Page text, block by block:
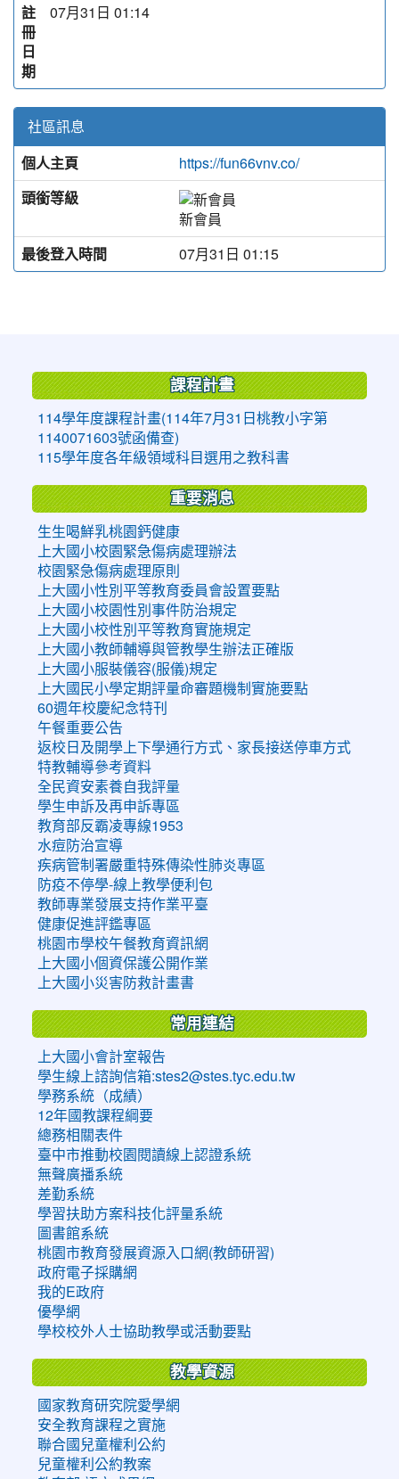
註
冊
日
期
07月31日 01:14
社區訊息
個人主頁
https://fun66vnv.co/
頭銜等級
新會員
最後登入時間
07月31日 01:15
課程計畫
114學年度課程計畫(114年7月31日桃教小字第
1140071603號函備查)
115學年度各年級領域科目選用之教科書
重要消息
生生喝鮮乳桃園鈣健康
上大國小校園緊急傷病處理辦法
校園緊急傷病處理原則
上大國小性別平等教育委員會設置要點
上大國小校園性別事件防治規定
上大國小校性別平等教育實施規定
上大國小教師輔導與管教學生辦法正確版
上大國小服裝儀容(服儀)規定
上大國民小學定期評量命審題機制實施要點
60週年校慶紀念特刊
午餐重要公告
返校日及開學上下學通行方式、家長接送停車方式
特教輔導參考資料
全民資安素養自我評量
學生申訴及再申訴專區
教育部反霸凌專線1953
水痘防治宣導
疾病管制署嚴重特殊傳染性肺炎專區
防疫不停學-線上教學便利包
教師專業發展支持作業平臺
健康促進評鑑專區
桃園市學校午餐教育資訊網
上大國小個資保護公開作業
上大國小災害防救計畫書
常用連結
上大國小會計室報告
學生線上諮詢信箱:stes2@stes.tyc.edu.tw
學務系統（成績）
12年國教課程綱要
總務相關表件
臺中市推動校園閱讀線上認證系統
無聲廣播系統
差勤系統
學習扶助方案科技化評量系統
圖書館系統
桃園市教育發展資源入口網(教師研習)
政府電子採購網
我的E政府
優學網
學校校外人士協助教學或活動要點
教學資源
國家教育研究院愛學網
安全教育課程之實施
聯合國兒童權利公約
兒童權利公約教案